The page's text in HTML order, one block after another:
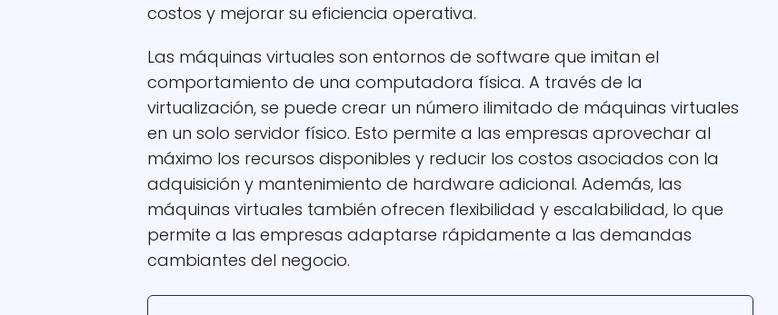
costos y mejorar su eficiencia operativa.
Las máquinas virtuales son entornos de software que imitan el
comportamiento de una computadora física. A través de la
virtualización, se puede crear un número ilimitado de máquinas virtuales
en un solo servidor físico. Esto permite a las empresas aprovechar al
máximo los recursos disponibles y reducir los costos asociados con la
adquisición y mantenimiento de hardware adicional. Además, las
máquinas virtuales también ofrecen flexibilidad y escalabilidad, lo que
permite a las empresas adaptarse rápidamente a las demandas
cambiantes del negocio.